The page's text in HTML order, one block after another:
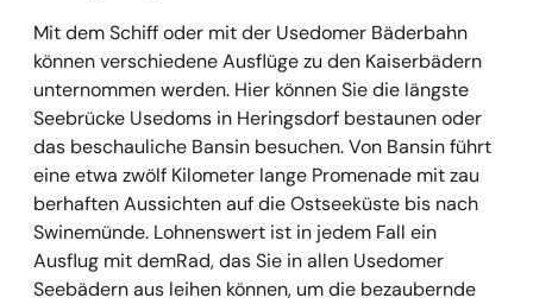
Mit dem Schiff oder mit der Usedomer Bäderbahn
können verschiedene Ausflüge zu den Kaiserbädern
unternommen werden. Hier können Sie die längste
Seebrücke Usedoms in Heringsdorf bestaunen oder
das beschauliche Bansin besuchen. Von Bansin führt
eine etwa zwölf Kilometer lange Promenade mit zau
berhaften Aussichten auf die Ostseeküste bis nach
Swinemünde. Lohnenswert ist in jedem Fall ein
Ausflug mit demRad, das Sie in allen Usedomer
Seebädern aus leihen können, um die bezaubernde